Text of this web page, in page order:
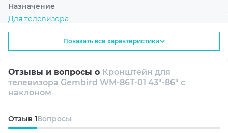
представлены надежные и функциональные решения,
которые помогают эффективно организовать
использования устройств.
Назначение
Для телевизора
Количество мониторов
Диагональ монитора
Нагрузка
Показать все характеристики
Отзывы и вопросы о Кронштейн для
телевизора Gembird WM-86T-01 43"-86" с
наклоном
Отзыв 1Вопросы